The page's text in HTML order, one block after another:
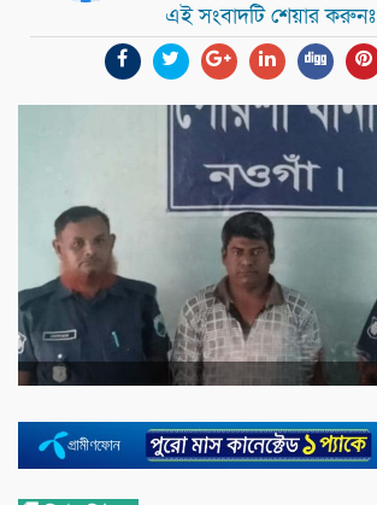
এই সংবাদটি শেয়ার করুনঃ